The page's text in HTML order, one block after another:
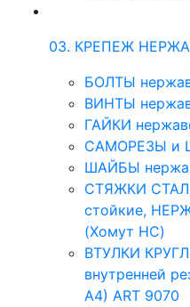
03. КРЕПЕЖ
БОЛТЫ
ВИНТЫ
ГАЙКИ
САМОРЕЗЫ и
ШАЙБЫ
СТЯЖКИ
стойкие,
(Хомут НС)
ВТУЛКИ
внутренней
А4) ART 9070